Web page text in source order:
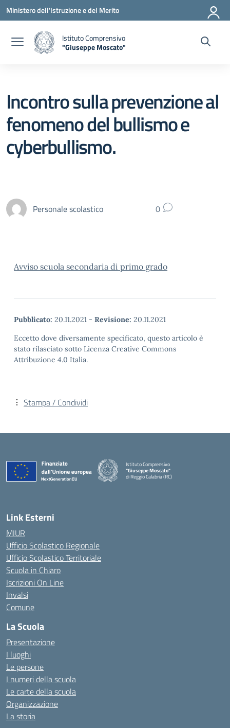
Vai ai contenuti
Vai al menu di navigazione
Vai al footer
Ministero dell'Istruzione e del Merito
Istituto Comprensivo
"Giuseppe Moscato"
Incontro sulla prevenzione al
fenomeno del bullismo e
cyberbullismo.
Personale scolastico 0
Avviso scuola secondaria di primo grado
Pubblicato: 20.11.2021 - Revisione: 20.11.2021
Eccetto dove diversamente specificato, questo articolo è
stato rilasciato sotto Licenza Creative Commons
Attribuzione 4.0 Italia.
Stampa / Condividi
Istituto Comprensivo
"Giuseppe Moscato"
di Reggio Calabria (RC)
— Visita la pagina iniziale della scuola
Link Esterni
MIUR
Ufficio Scolastico Regionale
Ufficio Scolastico Territoriale
Scuola in Chiaro
Iscrizioni On Line
Invalsi
Comune
La Scuola
Presentazione
I luoghi
Le persone
I numeri della scuola
Le carte della scuola
Organizzazione
La storia